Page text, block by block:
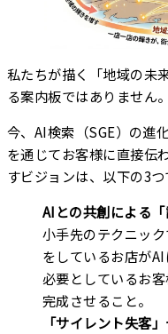
私たちが描く「地域の未
る案内板ではありません。
今、AI検索（SGE）の進
を通じてお客様に直接伝
すビジョンは、以下の3つ
AIとの共創による「
小手先のテクニッ
をしているお店が
必要としているお
完成させること。
「サイレント失客